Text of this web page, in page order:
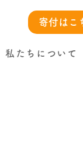
寄付はこ
私たちについて